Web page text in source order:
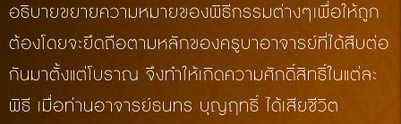
อธิบายขยายความหมายของพิธีกรรมต่างๆเพื่อให้ถูก
ต้องโดยจะยึดถือตามหลักของครูบาอาจารย์ที่ได้สืบต่อ
กันมาตั้งแต่โบราณ จึงทำให้เกิดความศักดิ์สิทธิ์ในแต่ละ
พิธี เมื่อท่านอาจารย์ธนทร บุญฤทธิ์ ได้เสียชีวิต